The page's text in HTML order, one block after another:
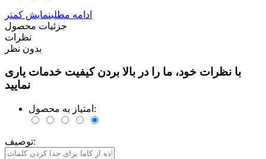
ادامه مطلبنمایش کمتر
جزئیات محصول
نظرات
بدون نظر
با نظرات خود، ما را در بالا بردن کیفیت خدمات یاری
نمایید
امتیاز به محصول:
توصیف: